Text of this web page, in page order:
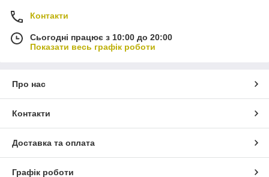
Контакти
Сьогодні працює з 10:00 до 20:00
Показати весь графік роботи
Про нас
Контакти
Доставка та оплата
Графік роботи